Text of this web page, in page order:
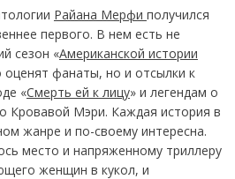
Райана Мерфи получился
первого. В нем есть не
сезон «Американской истории
оценят фанаты, но и отсылки к
«Смерть ей к лицу» и легендам о
Кровавой Мэри. Каждая история в
жанре и по-своему интересна.
место и напряженному триллеру
женщин в кукол, и